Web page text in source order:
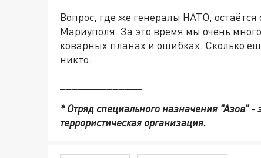
Вопрос, где же генералы НАТО,
Мариуполя. За это время мы очень
коварных планах и ошибках. Сколько
никто.
* Отряд специального назначения "Азов"
террористическая организация.